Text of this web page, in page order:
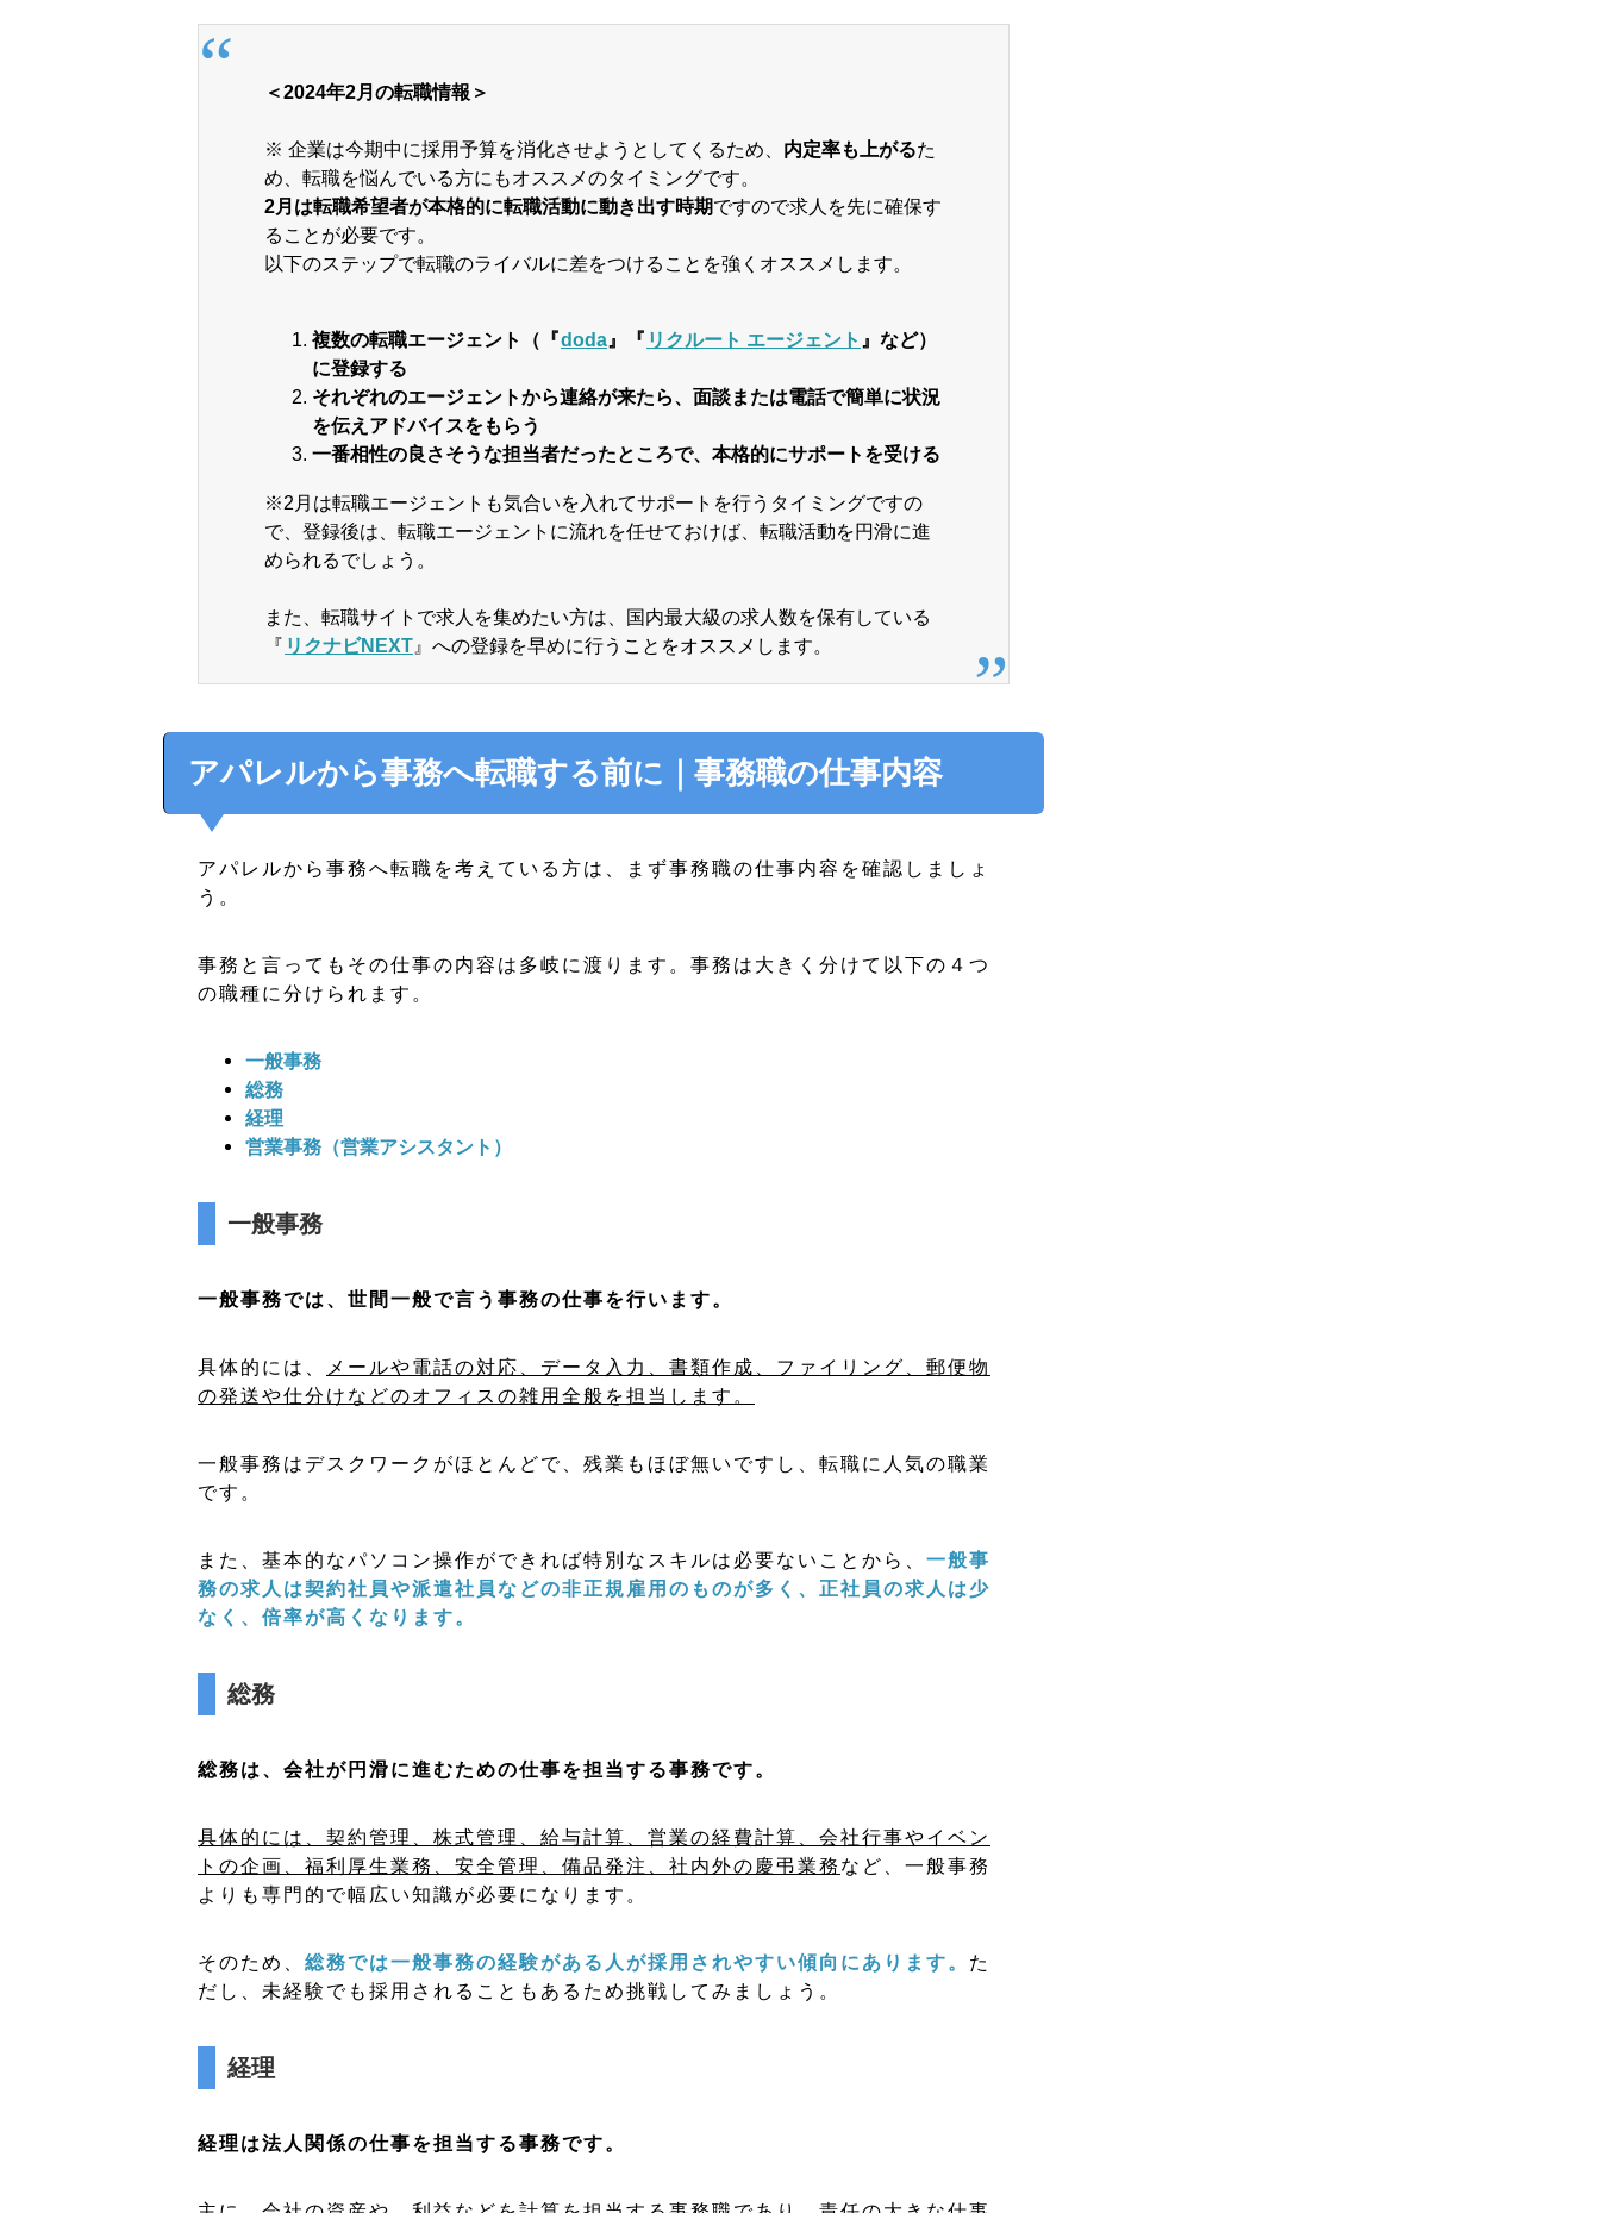
＜2024年2月の転職情報＞
※ 企業は今期中に採用予算を消化させようとしてくるため、 内定率も上がるた
め、転職を悩んでいる方にもオススメのタイミングです。
2月は転職希望者が本格的に転職活動に動き出す時期ですので求人を先に確保す
ることが必要です。
以下のステップで転職のライバルに差をつけることを強くオススメします。
複数の転職エージェント（『doda 』『 リクルート エージェント 』など）
に登録する
それぞれのエージェントから連絡が来たら、面談または電話で簡単に状況
を伝えアドバイスをもらう
一番相性の良さそうな担当者だったところで、本格的にサポートを受ける
※2月は転職エージェントも気合いを入れてサポートを行うタイミングですの
で、登録後は、転職エージェントに流れを任せておけば、転職活動を円滑に進
められるでしょう。
また、転職サイトで求人を集めたい方は、国内最大級の求人数を保有している
『 リクナビNEXT 』への登録を早めに行うことをオススメします。
アパレルから事務へ転職する前に｜事務職の仕事内容
アパレルから事務へ転職を考えている方は、まず事務職の仕事内容を確認しましょ
う。
事務と言ってもその仕事の内容は多岐に渡ります。事務は大きく分けて以下の４つ
の職種に分けられます。
一般事務
総務
経理
営業事務（営業アシスタント）
一般事務
一般事務では、世間一般で言う事務の仕事を行います。
具体的には、
メールや電話の対応、データ入力、書類作成、ファイリング、郵便物
の発送や仕分けなどのオフィスの雑用全般を担当します。
一般事務は デスクワークがほとんどで、 残業もほぼ無いですし、転職に人気の職業
です。
また、基本的なパソコン操作ができれば特別なスキルは必要ないことから、 一般事
務の求人は契約社員や派遣社員などの非正規雇用のものが多く、 正社員の求人は少
なく、倍率が高くなります。
総務
総務は、会社が円滑に進むための仕事を担当する事務です。
具体的には、契約管理、株式管理、給与計算、営業の経費計算、会社行事やイベン
トの企画、福利厚生業務、安全管理、備品発注、社内外の慶弔業務 など、一般事務
よりも専門的で幅広い知識が必要になります。
そのため、 総務では一般事務の経験がある人が採用されやすい傾向にあります。 た
だし、未経験でも採用されることもあるため挑戦してみましょう。
経理
経理は法人関係の仕事を担当する事務です。